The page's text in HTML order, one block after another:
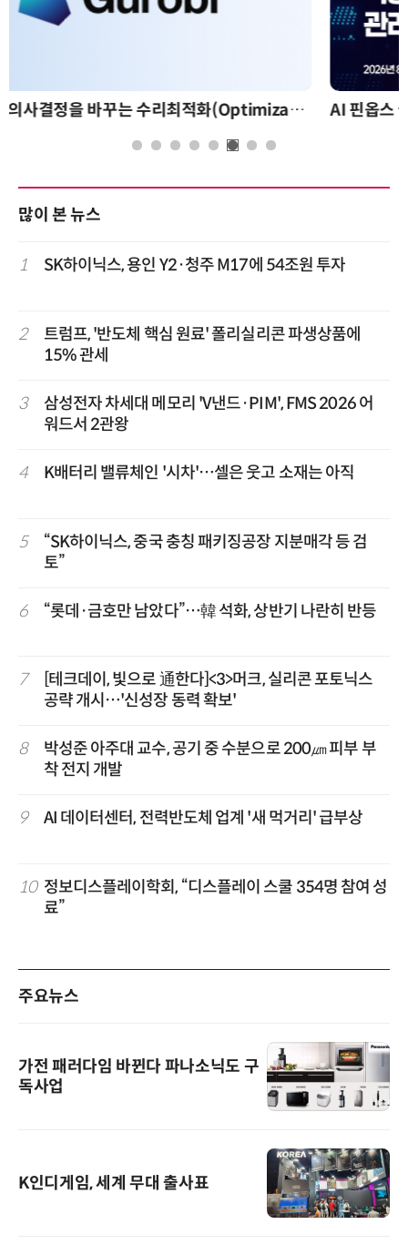
AI 핀옵스 실전 세미나: 폭증하는 AI 토큰 비용 관리 전략
많이 본 뉴스
1 SK하이닉스, 용인 Y2·청주 M17에 54조원 투자
2
트럼프, '반도체 핵심 원료' 폴리실리콘 파생상품에
15% 관세
3
삼성전자 차세대 메모리 'V낸드·PIM', FMS 2026 어
워드서 2관왕
4 K배터리 밸류체인 '시차'…셀은 웃고 소재는 아직
5
“SK하이닉스, 중국 충칭 패키징공장 지분매각 등 검
토”
6 “롯데·금호만 남았다”…韓 석화, 상반기 나란히 반등
7
[테크데이, 빛으로 通한다]<3>머크, 실리콘 포토닉스
공략 개시…'신성장 동력 확보'
8
박성준 아주대 교수, 공기 중 수분으로 200㎛ 피부 부
착 전지 개발
9 AI 데이터센터, 전력반도체 업계 '새 먹거리' 급부상
10 정보디스플레이학회, “디스플레이 스쿨 354명 참여 성
료”
주요뉴스
가전 패러다임 바뀐다 파나소닉도 구
독사업
K인디게임, 세계 무대 출사표